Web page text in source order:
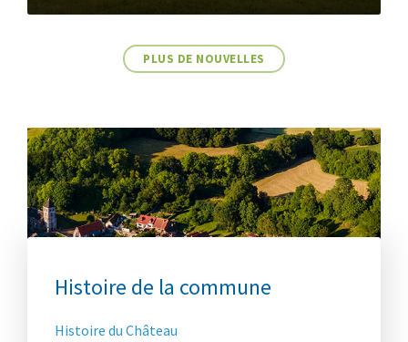
PLUS DE NOUVELLES
Menu
Tourisme
Histoire de la commune
Histoire du Château